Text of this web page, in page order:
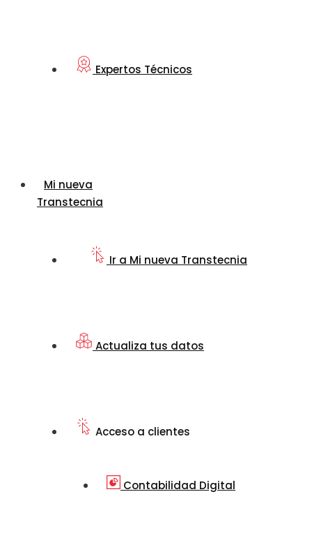
Expertos Técnicos
Mi nueva
Transtecnia
Ir a Mi nueva Transtecnia
Actualiza tus datos
Acceso a clientes
Contabilidad Digital